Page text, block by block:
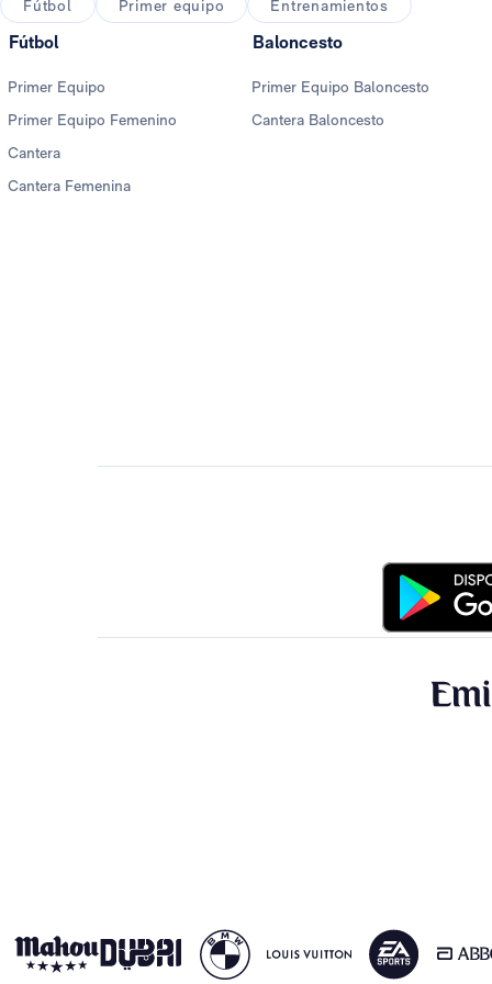
Fútbol
Primer equipo Entrenamientos
Fútbol
Primer Equipo
Primer Equipo Femenino
Cantera
Cantera Femenina
Baloncesto
Primer Equipo Baloncesto
Cantera Baloncesto